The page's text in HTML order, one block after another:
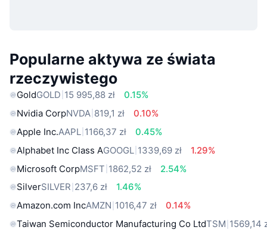
Popularne aktywa ze świata
rzeczywistego
GoldGOLD 15 995,88 zł
0.15%
Nvidia CorpNVDA 819,1 zł
0.10%
Apple Inc.AAPL 1166,37 zł
0.45%
Alphabet Inc Class AGOOGL 1339,69 zł
1.29%
Microsoft CorpMSFT 1862,52 zł
2.54%
SilverSILVER 237,6 zł
1.46%
Amazon.com IncAMZN 1016,47 zł
0.14%
Taiwan Semiconductor Manufacturing Co LtdTSM 1569,14